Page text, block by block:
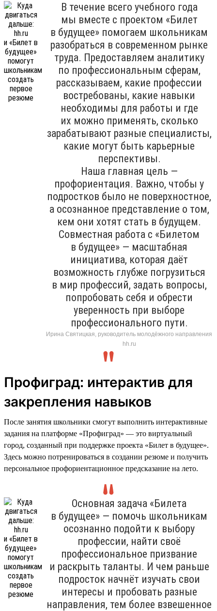
В течение всего учебного года
мы вместе с проектом «Билет
в будущее» помогаем школьникам
разобраться в современном рынке
труда. Предоставляем аналитику
по профессиональным сферам,
рассказываем, какие профессии
востребованы, какие навыки
необходимы для работы и где
их можно применять, сколько
зарабатывают разные специалисты,
какие могут быть карьерные
перспективы.
Наша главная цель —
профориентация. Важно, чтобы у
подростков было не поверхностное,
а осознанное представление о том,
кем они хотят стать в будущем.
Совместная работа с «Билетом
в будущее» — масштабная
инициатива, которая даёт
возможность глубже погрузиться
в мир профессий, задать вопросы,
попробовать себя и обрести
уверенность при выборе
профессионального пути.
Ирина Святицкая, руководитель молодёжного направления
hh.ru
Профиград: интерактив для
закрепления навыков
После занятия школьники смогут выполнить интерактивные
задания на платформе «Профиград» — это виртуальный
город, созданный при поддержке проекта «Билет в будущее».
Здесь можно потренироваться в создании резюме и получить
персональное профориентационное предсказание на лето.
Основная задача «Билета
в будущее» — помочь школьникам
осознанно подойти к выбору
профессии, найти своё
профессиональное призвание
и раскрыть таланты. И чем раньше
подросток начнёт изучать свои
интересы и пробовать разные
направления, тем более взвешенное